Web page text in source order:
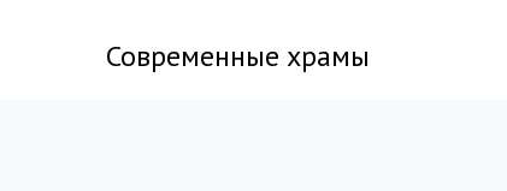
Современные храмы